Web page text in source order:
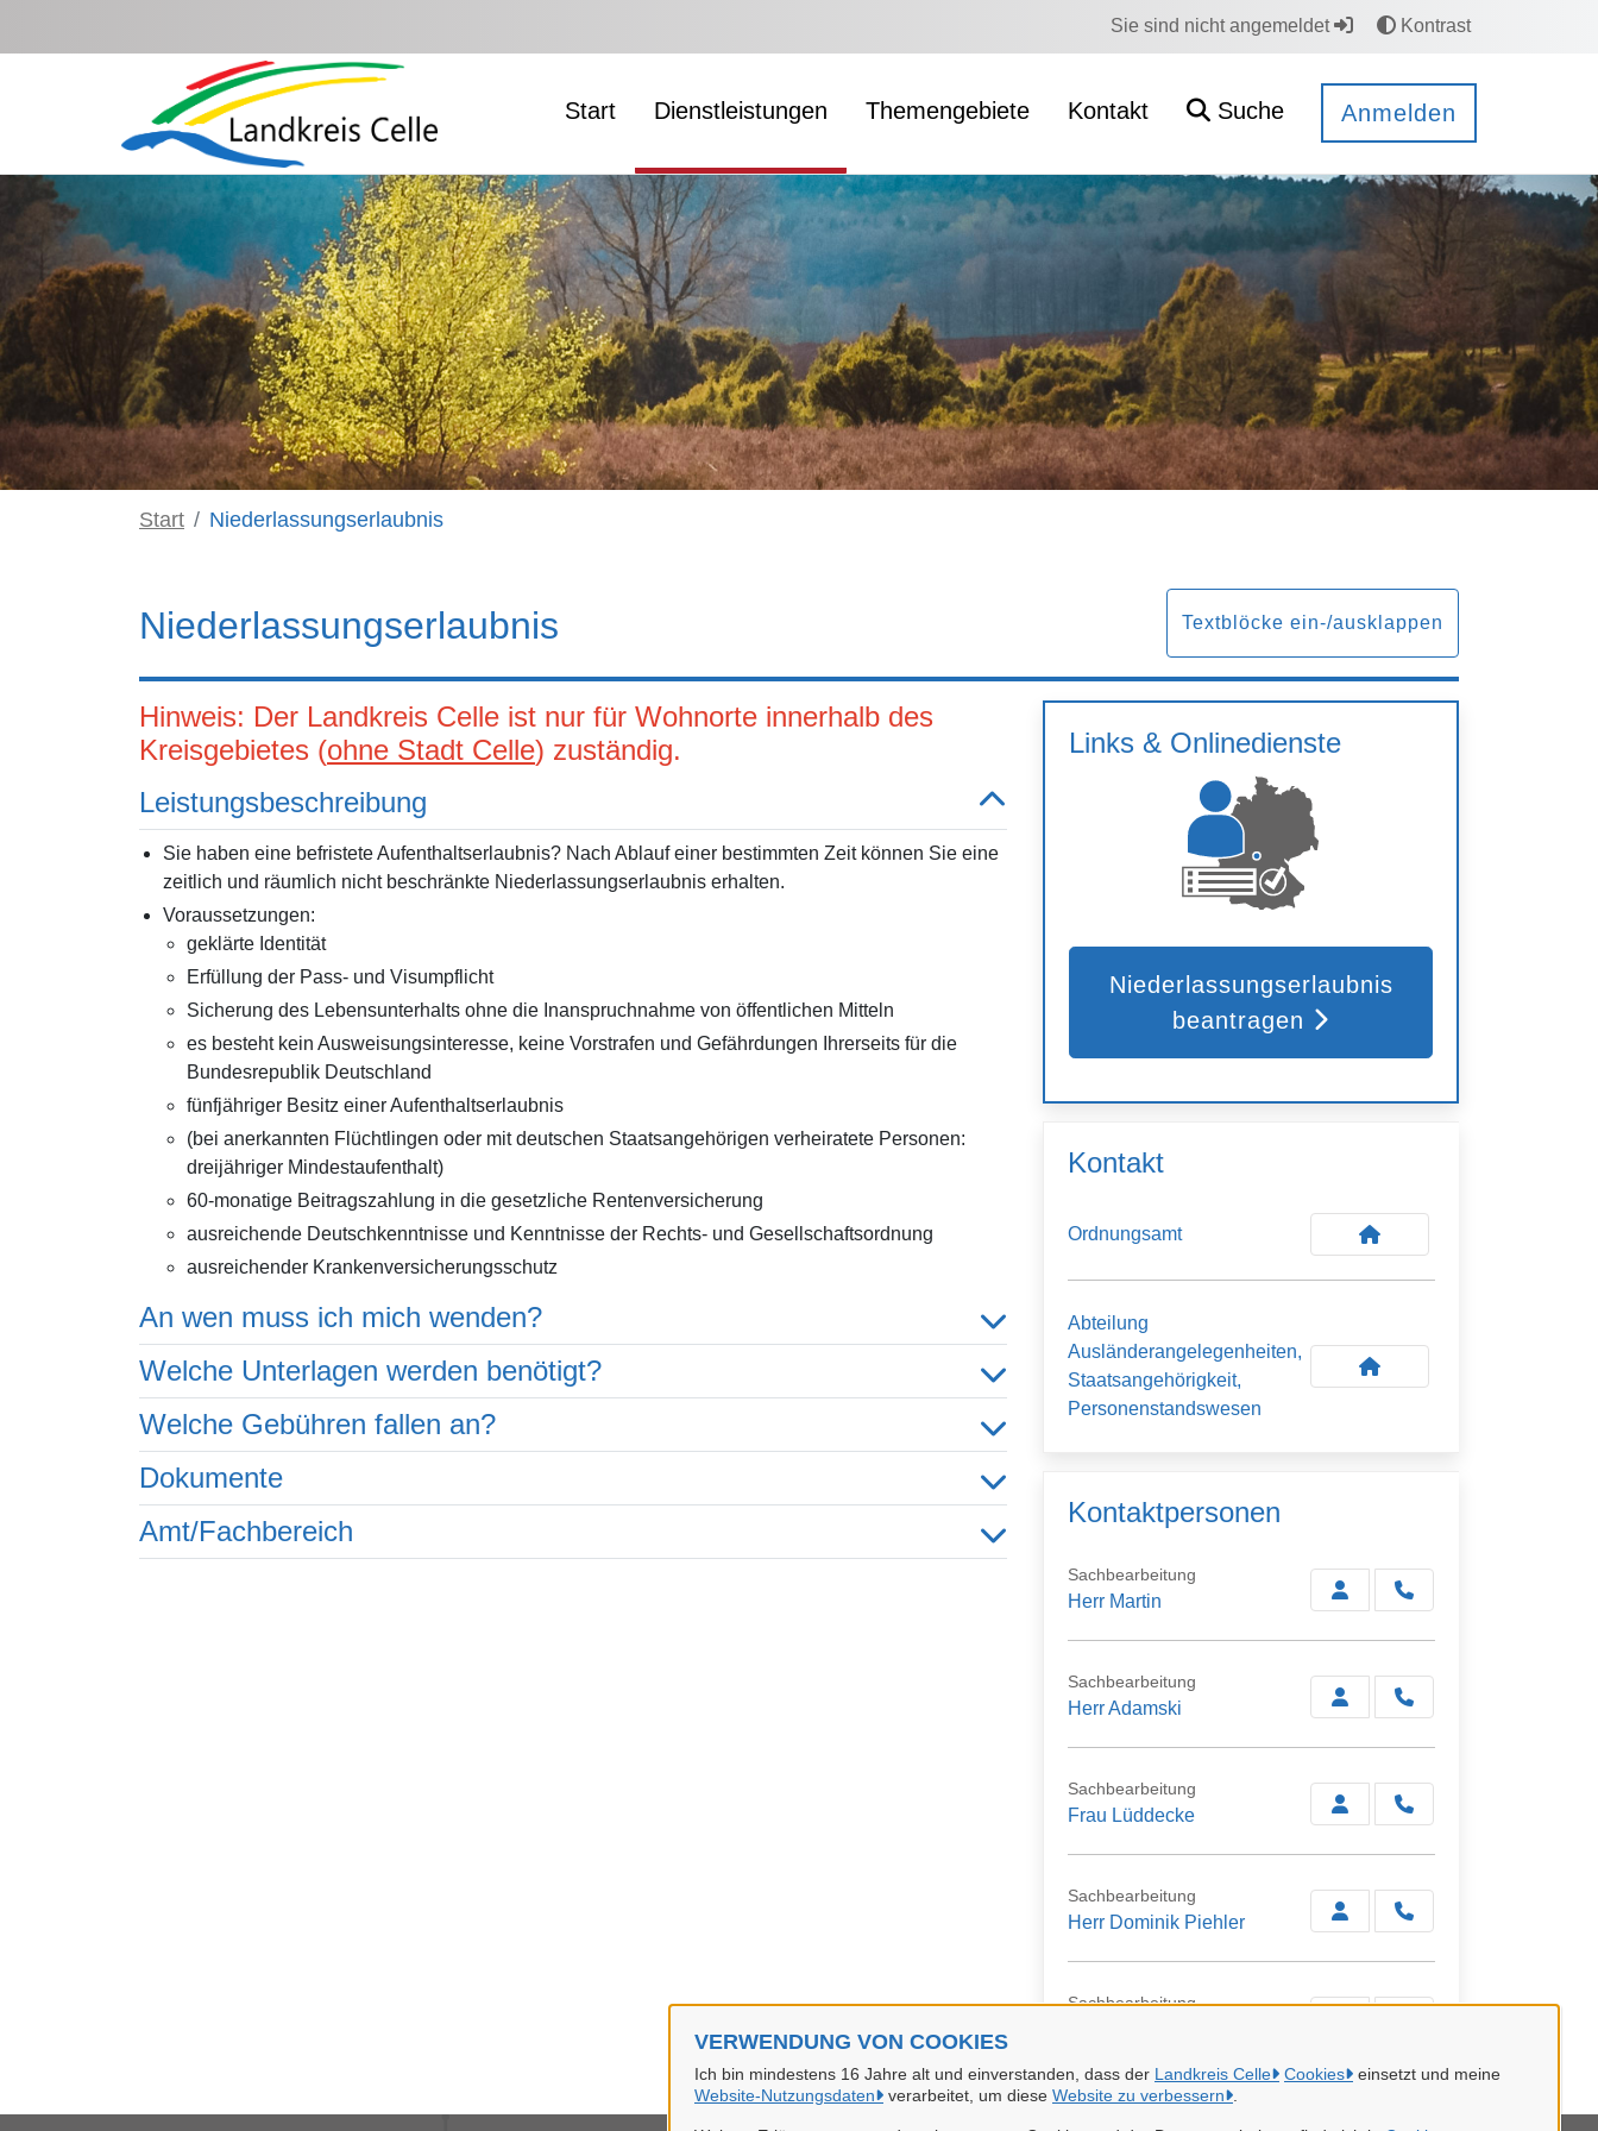
VERWENDUNG VON COOKIES
Ich bin mindestens 16 Jahre alt und einverstanden, dass der Landkreis Celle Cookies
einsetzt und meine
Website-Nutzungsdaten
verarbeitet, um diese Website zu verbessern
Sie sind nicht angemeldet Kontrast
Start Dienstleistungen Themengebiete Kontakt Suche Anmelden
Start Niederlassungserlaubnis
Niederlassungserlaubnis Textblöcke ein-/ausklappen
Hinweis: Der Landkreis Celle ist nur für Wohnorte innerhalb des
Kreisgebietes (ohne Stadt Celle) zuständig.
Leistungsbeschreibung
Sie haben eine befristete Aufenthaltserlaubnis? Nach Ablauf einer bestimmten Zeit können Sie eine
zeitlich und räumlich nicht beschränkte Niederlassungserlaubnis erhalten.
Voraussetzungen:
geklärte Identität
Erfüllung der Pass- und Visumpflicht
Sicherung des Lebensunterhalts ohne die Inanspruchnahme von öffentlichen Mitteln
es besteht kein Ausweisungsinteresse, keine Vorstrafen und Gefährdungen Ihrerseits für die
Bundesrepublik Deutschland
fünfjähriger Besitz einer Aufenthaltserlaubnis
(bei anerkannten Flüchtlingen oder mit deutschen Staatsangehörigen verheiratete Personen:
dreijähriger Mindestaufenthalt)
60-monatige Beitragszahlung in die gesetzliche Rentenversicherung
ausreichende Deutschkenntnisse und Kenntnisse der Rechts- und Gesellschaftsordnung
ausreichender Krankenversicherungsschutz
An wen muss ich mich wenden?
Welche Unterlagen werden benötigt?
Welche Gebühren fallen an?
Dokumente
Amt/Fachbereich
Links & Onlinedienste
Niederlassungserlaubnis
beantragen
Kontakt
Ordnungsamt
Abteilung
Ausländerangelegenheiten,
Staatsangehörigkeit,
Personenstandswesen
Kontaktpersonen
Sachbearbeitung
Herr Martin
Sachbearbeitung
Herr Adamski
Sachbearbeitung
Frau Lüddecke
Sachbearbeitung
Herr Dominik Piehler
Sachbearbeitung